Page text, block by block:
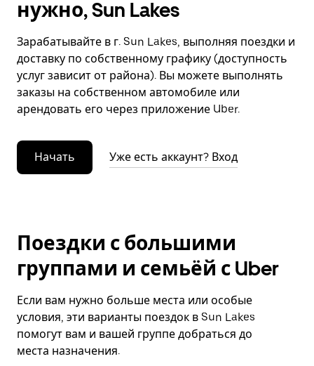
нужно, Sun Lakes
Зарабатывайте в г. Sun Lakes, выполняя поездки и
доставку по собственному графику (доступность
услуг зависит от района). Вы можете выполнять
заказы на собственном автомобиле или
арендовать его через приложение Uber.
Начать Уже есть аккаунт? Вход
Поездки с большими
группами и семьёй с Uber
Если вам нужно больше места или особые
условия, эти варианты поездок в Sun Lakes
помогут вам и вашей группе добраться до
места назначения.